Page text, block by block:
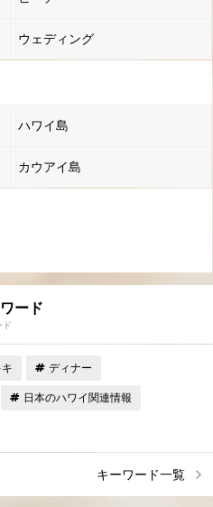
ウェディング
ハワイ島
カウアイ島
ード
ド
ディナー
日本のハワイ関連情報
キーワード一覧